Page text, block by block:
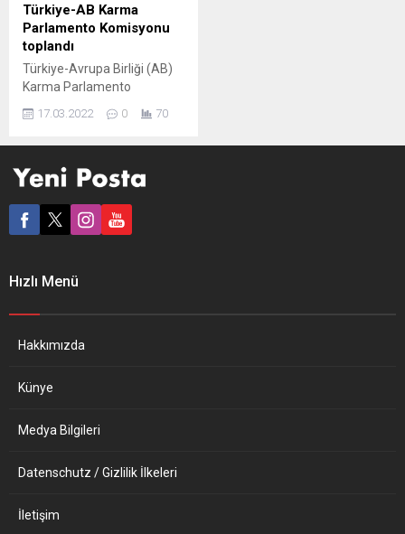
Türkiye-AB Karma
Parlamento Komisyonu
toplandı
Türkiye-Avrupa Birliği (AB)
Karma Parlamento
3 yıl aradan sonra ilk kez
düzenlendi. En son 19 Aralık
yapılan toplantıya, Türkiye
adına Türkiye-AB KPK Eş
Karayel, AB adına AP
başkanlık etti....
17.03.2022 0 70
Hızlı Menü
Hakkımızda
Künye
Medya Bilgileri
Datenschutz / Gizlilik İlkeleri
İletişim